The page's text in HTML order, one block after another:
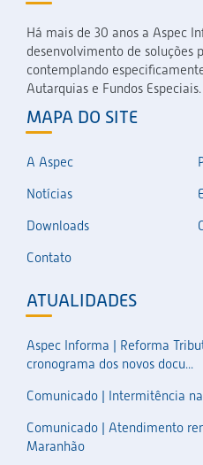
Há mais de 30 anos a Aspec
desenvolvimento de soluções
contemplando
Autarquias e Fundos Especiais.
MAPA DO SITE
A Aspec
Notícias
Downloads
Contato
ATUALIDADES
Aspec Informa | Reforma
cronograma dos novos docu...
Comunicado | Intermitência
Comunicado | Atendimento
Maranhão